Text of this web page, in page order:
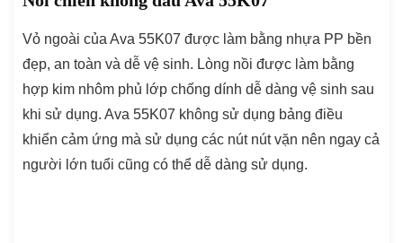
Vỏ ngoài của Ava 55K07 được làm bằng nhựa PP bền
đẹp, an toàn và dễ vệ sinh. Lòng nồi được làm bằng
hợp kim nhôm phủ lớp chống dính dễ dàng vệ sinh sau
khi sử dụng. Ava 55K07 không sử dụng bảng điều
khiển cảm ứng mà sử dụng các nút nút vặn nên ngay cả
người lớn tuổi cũng có thể dễ dàng sử dụng.